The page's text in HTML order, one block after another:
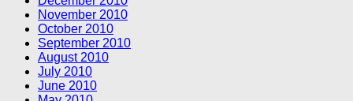
November 2010
October 2010
September 2010
August 2010
July 2010
June 2010